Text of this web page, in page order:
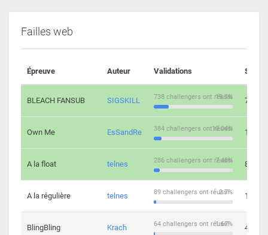
Failles web
Épreuve Auteur Validations
BLEACH FANSUB SIGSKILL 19.3%
738 challengers ont réussi 7
Own Me EsSandRe 10.04%
384 challengers ont réussi 13
A la float telnes 7.48%
286 challengers ont réussi 8
A la régulière telnes 2.7%
89 challengers ont réussi 10
BlingBling Krach 1.67%
64 challengers ont réussi 4